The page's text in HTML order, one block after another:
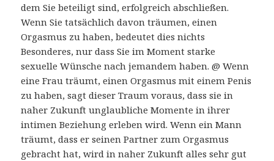
dem Sie beteiligt sind, erfolgreich abschließen.
Wenn Sie tatsächlich davon träumen, einen
Orgasmus zu haben, bedeutet dies nichts
Besonderes, nur dass Sie im Moment starke
sexuelle Wünsche nach jemandem haben. @ Wenn
eine Frau träumt, einen Orgasmus mit einem Penis
zu haben, sagt dieser Traum voraus, dass sie in
naher Zukunft unglaubliche Momente in ihrer
intimen Beziehung erleben wird. Wenn ein Mann
träumt, dass er seinen Partner zum Orgasmus
gebracht hat, wird in naher Zukunft alles sehr gut